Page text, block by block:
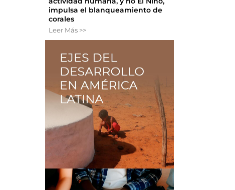
impulsa el blanqueamiento de
corales
Leer Más >>